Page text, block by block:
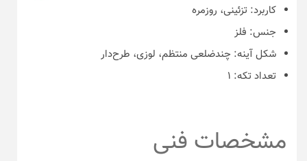
کاربرد: تزئینی، روزمره
جنس: فلز
شکل آینه: چندضلعی منتظم، لوزی، طرح‌دار
تعداد تکه: ۱
مشخصات فنی